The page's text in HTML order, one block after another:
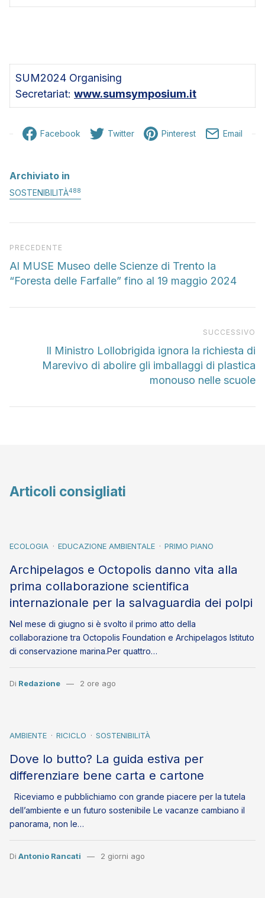
SUM2024 Organising
Secretariat: www.sumsymposium.it
Facebook Twitter Pinterest Email
Archiviato in
SOSTENIBILITÀ488
Articolo precedente
PRECEDENTE
Al MUSE Museo delle Scienze di Trento la
“Foresta delle Farfalle” fino al 19 maggio 2024
SUCCESSIVO
Il Ministro Lollobrigida ignora la richiesta di
Marevivo di abolire gli imballaggi di plastica
monouso nelle scuole
Articoli consigliati
ECOLOGIA EDUCAZIONE AMBIENTALE PRIMO PIANO
Archipelagos e Octopolis danno vita alla
prima collaborazione scientifica
internazionale per la salvaguardia dei polpi
Nel mese di giugno si è svolto il primo atto della
collaborazione tra Octopolis Foundation e Archipelagos Istituto
di conservazione marina.Per quattro…
Di Redazione 2 ore ago
AMBIENTE RICICLO SOSTENIBILITÀ
Dove lo butto? La guida estiva per
differenziare bene carta e cartone
Riceviamo e pubblichiamo con grande piacere per la tutela
dell’ambiente e un futuro sostenibile Le vacanze cambiano il
panorama, non le…
Di Antonio Rancati 2 giorni ago